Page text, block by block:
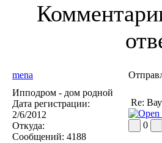
mena
Ипподром - дом родной
Дата регистрации:
2/6/2012
Откуда:
Сообщений: 4188
Re:
0